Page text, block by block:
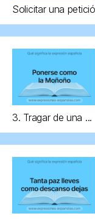
Solicitar una
3. Tragar de una ...